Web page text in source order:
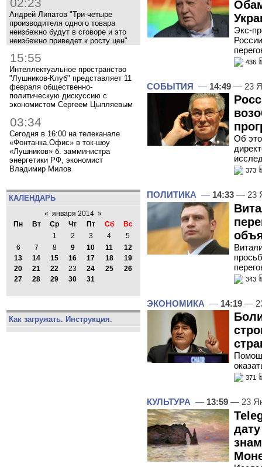
Андрей Липатов "Три-четыре
производителя одного товара
неизбежно будут в сговоре и это
неизбежно приведет к росту цен"
15:55
Интеллектуальное пространство
"Лушников-Клуб" представляет 11
февраля общественно-
политическую дискуссию с
экономистом Сергеем Цыпляевым
03:34
Сегодня в 16:00 на телеканале
«Фонтанка.Офис» в ток-шоу
«Лушников» б. замминистра
энергетики РФ, экономист
Владимир Милов
КАЛЕНДАРЬ
« января 2014 »
Пн
Вт Ср Чт Пт Сб
Вс
1
2 3 4
5
6
7 8 9 10 11
12
13
14 15 16 17 18
19
20
21 22 23 24 25
26
27
28 29 30 31
Как загружать. Инструкция.
Экс-
436
СОБЫТИЯ — 14:49 — 23
Об
373
ПОЛИТИКА — 14:33 — 23
343
ЭКОНОМИКА — 14:19 —
371
КУЛЬТУРА — 13:59 — 23